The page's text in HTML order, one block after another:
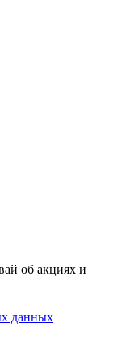
об акциях и
данных